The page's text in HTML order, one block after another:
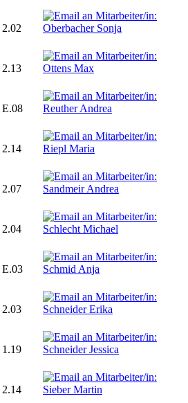
2.02
2.13
E.08
2.14
2.07
2.04
E.03
2.03
1.19
2.14